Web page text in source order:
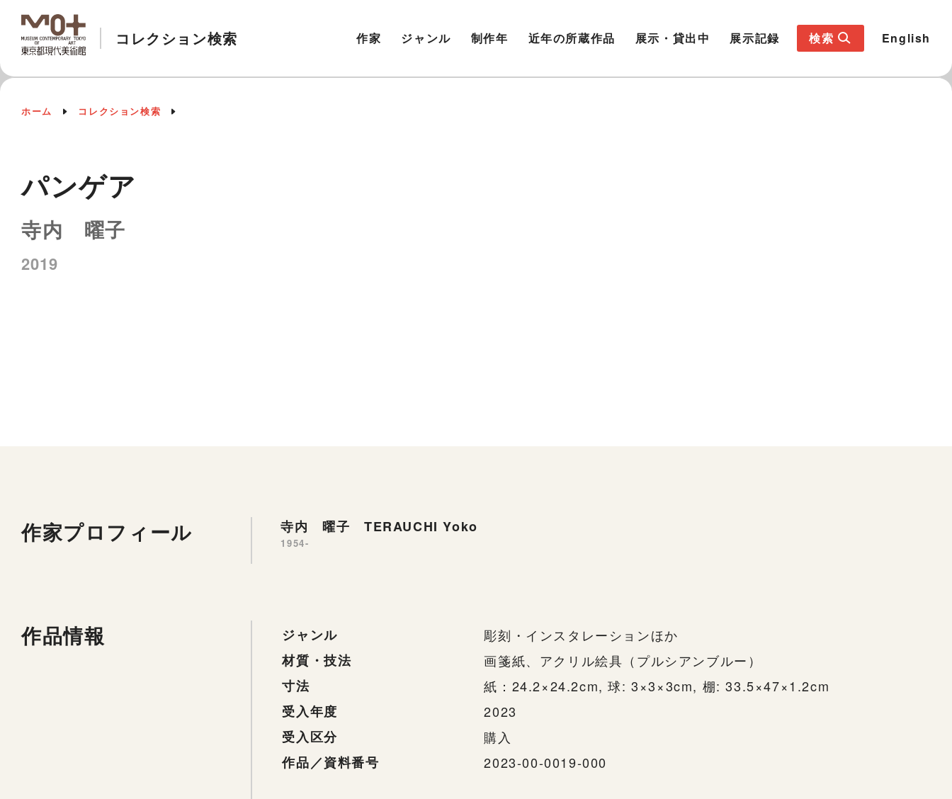
コレクション検索 作家 ジャンル 制作年 近年の所蔵作品 展示・貸出中 展示記録 検索 English
ホーム コレクション検索
パンゲア
寺内 曜子
2019
作家プロフィール 寺内 曜子 TERAUCHI Yoko
1954-
作品情報 ジャンル
彫刻・インスタレーションほか
材質・技法
画箋紙、アクリル絵具（プルシアンブルー）
寸法
紙：24.2×24.2cm, 球: 3×3×3cm, 棚: 33.5×47×1.2cm
受入年度
2023
受入区分
購入
作品／資料番号
2023-00-0019-000